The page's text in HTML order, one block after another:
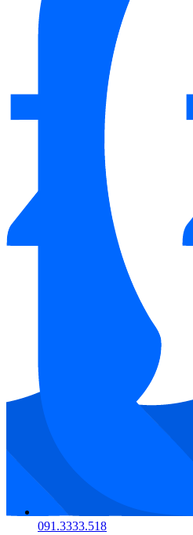
085.7777.516